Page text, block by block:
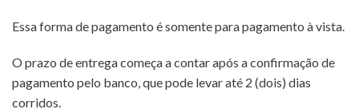
Essa forma de pagamento é somente para pagamento à vista.
O prazo de entrega começa a contar após a confirmação de
pagamento pelo banco, que pode levar até 2 (dois) dias
corridos.